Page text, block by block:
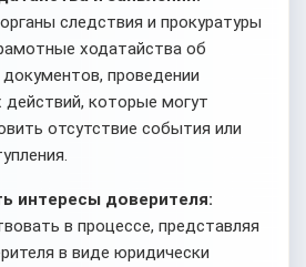
следствия и прокуратуры
ходатайства об
проведении
действий, которые могут
отсутствие события или
интересы доверителя:
в процессе, представляя
в виде юридически